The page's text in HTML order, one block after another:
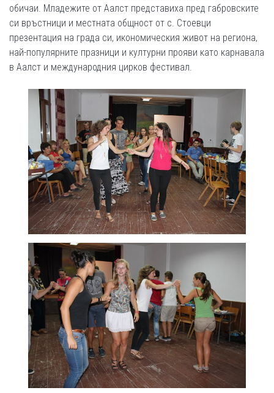
обичаи. Младежите от Аалст представиха пред габровските
си връстници и местната общност от с. Стоевци
презентация на града си, икономическия живот на региона,
най-популярните празници и културни прояви като карнавала
в Аалст и международния цирков фестивал.